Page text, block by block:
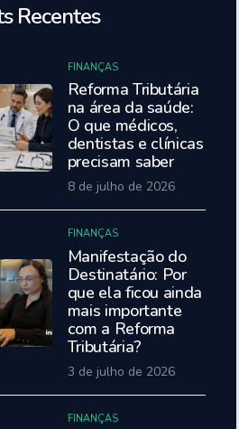
Recentes
FINANÇAS
Reforma Tributária
na área da saúde:
O que médicos,
dentistas e clínicas
precisam saber
8 de julho de 2026
FINANÇAS
Manifestação do
Destinatário: Por
que ela ficou ainda
mais importante
com a Reforma
Tributária?
3 de julho de 2026
FINANÇAS